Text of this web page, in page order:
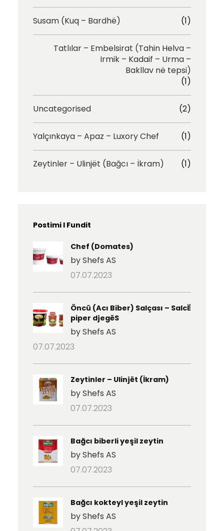
Susam (Kuq – Bardhë) (1)
Tatlılar – Embelsirat (Tahin Helva –
Irmik – Kadaif – Urma –
Bakllav në tepsi)
(1)
Uncategorised (2)
Yalçınkaya – Apaz – Luxory Chef (1)
Zeytinler – Ulinjët (Bağcı – İkram) (1)
Postimi I Fundit
Chef (Domates)
by Shefs AS
07.07.2023
Öncü (Acı Biber) Salçası – SalcË
piper djegëS
by Shefs AS
07.07.2023
Zeytinler – Ulinjët (İkram)
by Shefs AS
07.07.2023
Bağcı biberli yeşil zeytin
by Shefs AS
07.07.2023
Bağcı kokteyl yeşil zeytin
by Shefs AS